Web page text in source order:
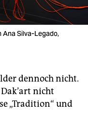
Ana Silva-Legado,
dennoch nicht.
nicht
„Tradition“ und